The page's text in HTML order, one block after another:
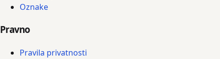
Oznake
Pravno
Pravila privatnosti